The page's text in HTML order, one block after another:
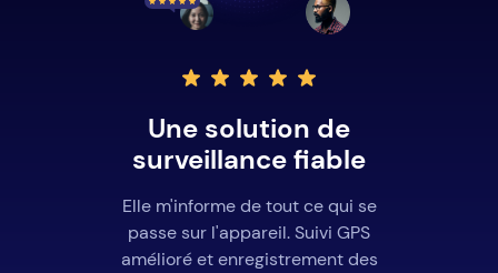
Une solution de
surveillance fiable
Elle m'informe de tout ce qui se
passe sur l'appareil. Suivi GPS
amélioré et enregistrement des